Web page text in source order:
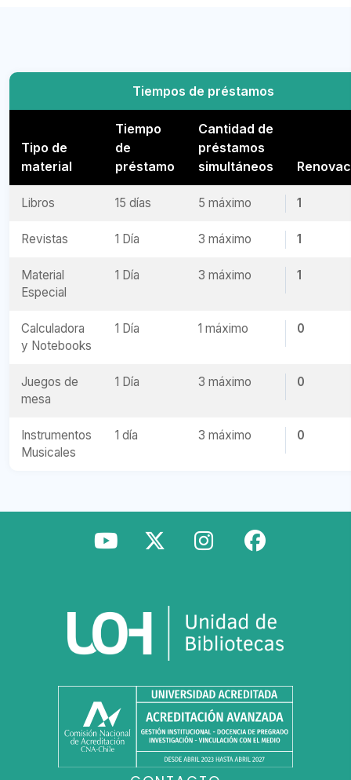
Tiempos de préstamos
Tipo de
material
Tiempo
de
préstamo
Cantidad de
préstamos
simultáneos
Libros 15 días 5 máximo 1
Revistas 1 Día 3 máximo 1
Material
Especial
1 Día 3 máximo 1
Calculadora
y Notebooks
1 Día 1 máximo 0
Juegos de
mesa
1 Día 3 máximo 0
Instrumentos
Musicales
1 día 3 máximo 0